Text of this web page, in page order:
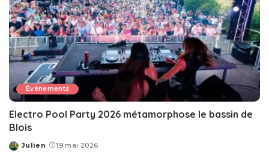
Événements
Electro Pool Party 2026 métamorphose le bassin de
Blois
Posted
Julien 19 mai 2026